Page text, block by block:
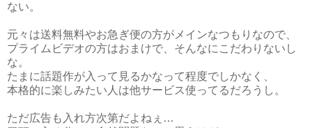
ない。
元々は送料無料やお急ぎ便の方がメインなつもりなので、
プライムビデオの方はおまけで、そんなにこだわりないし
な。
たまに話題作が入って見るかなって程度でしかなく、
本格的に楽しみたい人は他サービス使ってるだろうし。
ただ広告も入れ方次第だよねぇ…